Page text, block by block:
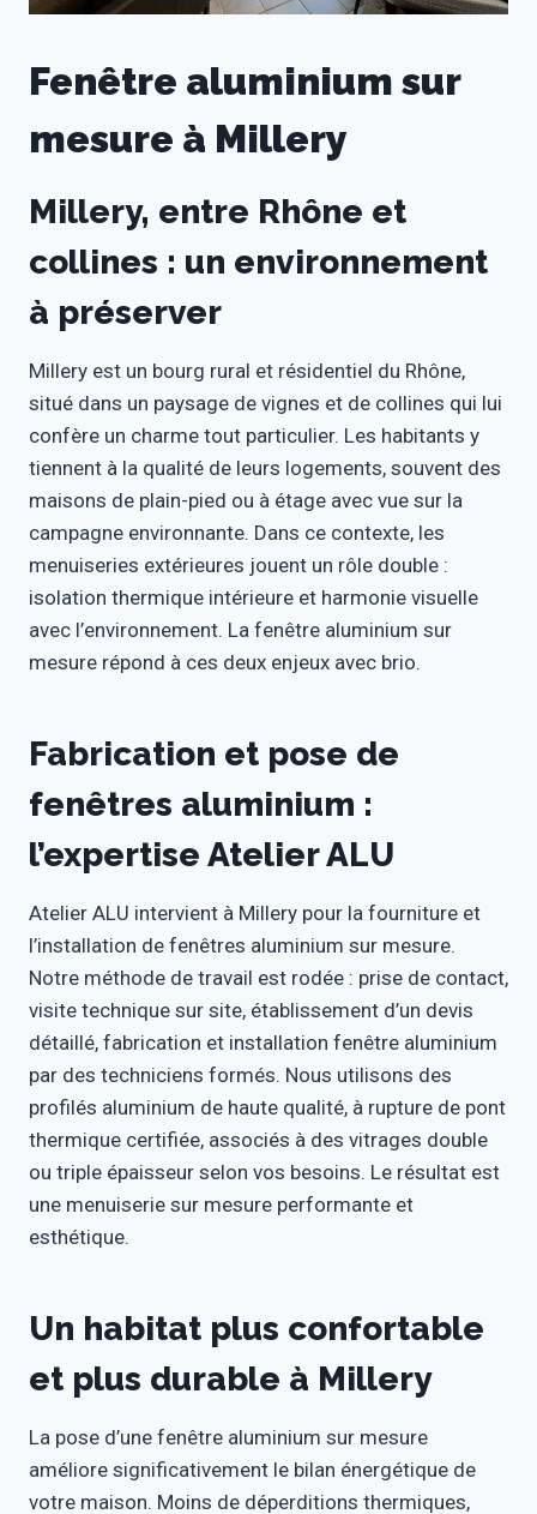
Fenêtre aluminium sur
mesure à Millery
Millery, entre Rhône et
collines : un environnement
à préserver
Millery est un bourg rural et résidentiel du Rhône,
situé dans un paysage de vignes et de collines qui lui
confère un charme tout particulier. Les habitants y
tiennent à la qualité de leurs logements, souvent des
maisons de plain-pied ou à étage avec vue sur la
campagne environnante. Dans ce contexte, les
menuiseries extérieures jouent un rôle double :
isolation thermique intérieure et harmonie visuelle
avec l’environnement. La fenêtre aluminium sur
mesure répond à ces deux enjeux avec brio.
Fabrication et pose de
fenêtres aluminium :
l’expertise Atelier ALU
Atelier ALU intervient à Millery pour la fourniture et
l’installation de fenêtres aluminium sur mesure.
Notre méthode de travail est rodée : prise de contact,
visite technique sur site, établissement d’un devis
détaillé, fabrication et installation fenêtre aluminium
par des techniciens formés. Nous utilisons des
profilés aluminium de haute qualité, à rupture de pont
thermique certifiée, associés à des vitrages double
ou triple épaisseur selon vos besoins. Le résultat est
une menuiserie sur mesure performante et
esthétique.
Un habitat plus confortable
et plus durable à Millery
La pose d’une fenêtre aluminium sur mesure
améliore significativement le bilan énergétique de
votre maison. Moins de déperditions thermiques,